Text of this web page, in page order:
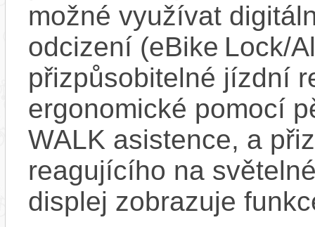
možné využívat
odcizení (eBike Lock/
přizpůsobitelné jízdní
ergonomické pomocí
WALK asistence, a
reagujícího na
displej zobrazuje